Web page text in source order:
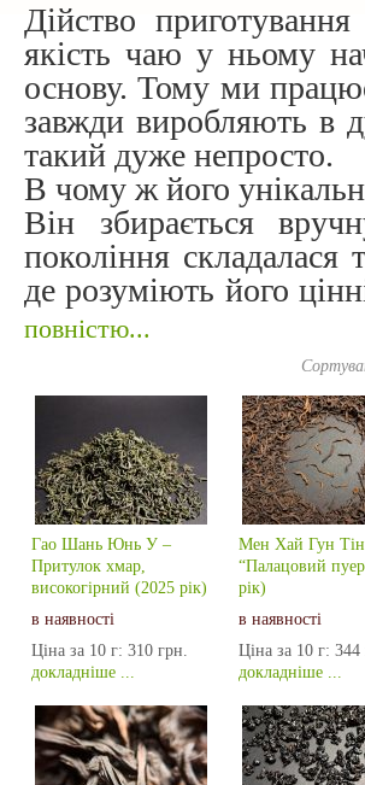
Дійство
якість чаю у ньому
основу. Тому ми
завжди виробляють в
такий дуже непросто.
В чому ж його
Він збирається
покоління складалася
де розуміють його
повністю...
Гао Шань Юнь У –
Притулок хмар,
високогірний (2025 рік)
в наявності
Ціна за 10 г: 310 грн.
докладніше ...
Мен Хай Гун Тін
“Палацовий
рік)
в наявності
Ціна за 10 г: 344
докладніше ...